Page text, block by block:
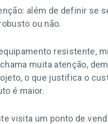
além de definir se
ou não.
resistente,
muita atenção,
o que justifica o
é maior.
visita um ponto de